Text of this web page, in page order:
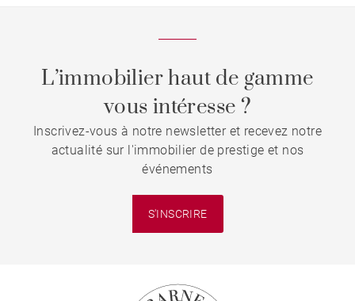
L’immobilier haut de gamme
vous intéresse ?
Inscrivez-vous à notre newsletter et recevez notre
actualité sur l'immobilier de prestige et nos
événements
S'INSCRIRE